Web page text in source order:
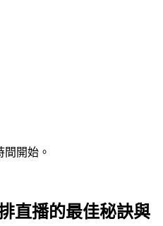
開始。
直播的最佳秘訣與